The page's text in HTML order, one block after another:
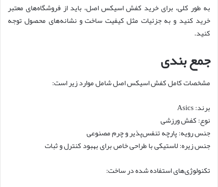
به طور کلی، برای خرید کفش اسیکس اصل، باید از فروشگاه‌های معتبر
خرید کنید و به جزئیات مثل کیفیت ساخت و نشانه‌های محصول توجه
کنید.
جمع بندی
مشخصات کامل کفش اسیکس اصل شامل موارد زیر است:
برند: Asics
نوع: کفش ورزشی
جنس رویه: پارچه تنفس‌پذیر و چرم مصنوعی
جنس زیره: لاستیکی با طراحی خاص برای بهبود کنترل و ثبات
تکنولوژی‌های استفاده شده در ساخت: